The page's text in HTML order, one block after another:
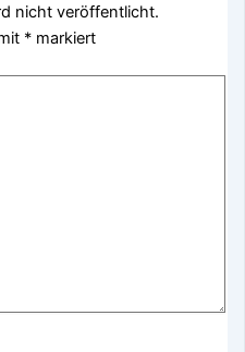
nicht veröffentlicht.
* markiert